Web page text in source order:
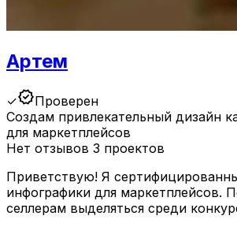
Артем
✓verifiedПроверен
Создам привлекательный дизайн
для маркетплейсов
Нет отзывов 3 проектов
Приветствую! Я
инфографики для маркетплейсов.
селлерам выделяться среди